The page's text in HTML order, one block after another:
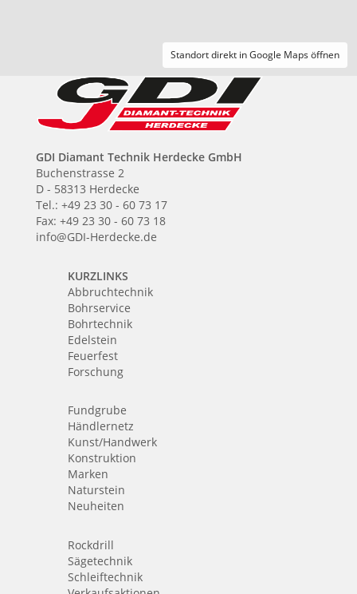
Standort direkt in Google Maps öffnen
GDI Diamant Technik Herdecke GmbH
Buchenstrasse 2
D - 58313 Herdecke
Tel.: +49 23 30 - 60 73 17
Fax: +49 23 30 - 60 73 18
info@GDI-Herdecke.de
KURZLINKS
Abbruchtechnik
Bohrservice
Bohrtechnik
Edelstein
Feuerfest
Forschung
Fundgrube
Händlernetz
Kunst/Handwerk
Konstruktion
Marken
Naturstein
Neuheiten
Rockdrill
Sägetechnik
Schleiftechnik